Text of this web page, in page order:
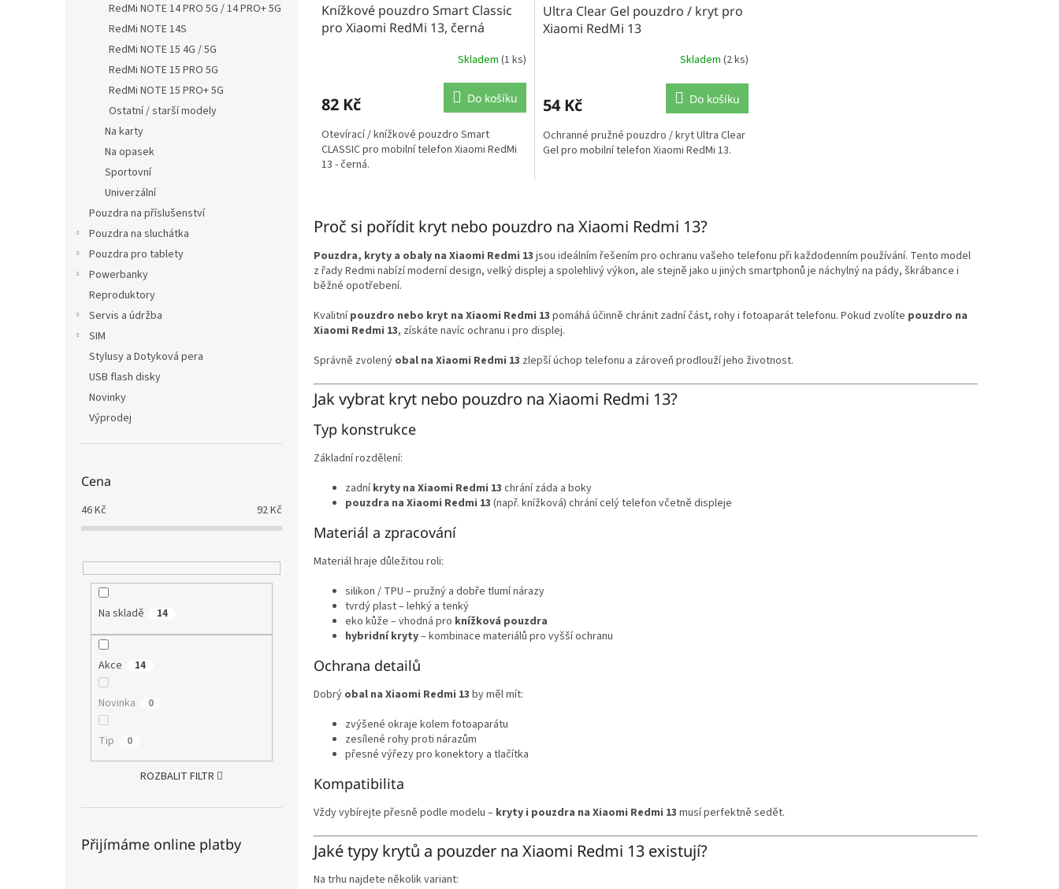
RedMi NOTE 14 PRO 5G / 14 PRO+ 5G
RedMi NOTE 14S
RedMi NOTE 15 4G / 5G
RedMi NOTE 15 PRO 5G
RedMi NOTE 15 PRO+ 5G
Ostatní / starší modely
Na karty
Na opasek
Sportovní
Univerzální
Pouzdra na příslušenství
Pouzdra na sluchátka
Pouzdra pro tablety
Powerbanky
Reproduktory
Servis a údržba
SIM
Stylusy a Dotyková pera
USB flash disky
Novinky
Výprodej
Cena
46Kč 92Kč
Na skladě 14
Akce 14
Novinka 0
Tip 0
ROZBALIT FILTR
Přijímáme online platby
Knížkové pouzdro Smart Classic
pro Xiaomi RedMi 13, černá
Skladem (1 ks)
82 Kč Do košíku
Otevírací / knížkové pouzdro Smart
CLASSIC pro mobilní telefon Xiaomi RedMi
13 - černá.
Ultra Clear Gel pouzdro / kryt pro
Xiaomi RedMi 13
Skladem (2 ks)
54 Kč Do košíku
Ochranné pružné pouzdro / kryt Ultra Clear
Gel pro mobilní telefon Xiaomi RedMi 13.
l
d
a
í
p
v
k
y
v
ý
Proč si pořídit kryt nebo pouzdro na Xiaomi Redmi 13?
Pouzdra, kryty a obaly na Xiaomi Redmi 13 jsou ideálním řešením pro ochranu vašeho telefonu při každodenním používání. Tento model
z řady Redmi nabízí moderní design, velký displej a spolehlivý výkon, ale stejně jako u jiných smartphonů je náchylný na pády, škrábance i
běžné opotřebení.
Kvalitnípouzdro nebo kryt na Xiaomi Redmi 13 pomáhá účinně chránit zadní část, rohy i fotoaparát telefonu. Pokud zvolíte pouzdro na
Xiaomi Redmi 13, získáte navíc ochranu i pro displej.
Správně zvolený obal na Xiaomi Redmi 13 zlepší úchop telefonu a zároveň prodlouží jeho životnost.
Jak vybrat kryt nebo pouzdro na Xiaomi Redmi 13?
Typ konstrukce
Základní rozdělení:
zadníkryty na Xiaomi Redmi 13 chrání záda a boky
pouzdra na Xiaomi Redmi 13 (např. knížková) chrání celý telefon včetně displeje
Materiál a zpracování
Materiál hraje důležitou roli:
silikon / TPU – pružný a dobře tlumí nárazy
tvrdý plast – lehký a tenký
eko kůže – vhodná pro knížková pouzdra
hybridní kryty– kombinace materiálů pro vyšší ochranu
Ochrana detailů
Dobrý obal na Xiaomi Redmi 13 by měl mít:
zvýšené okraje kolem fotoaparátu
zesílené rohy proti nárazům
přesné výřezy pro konektory a tlačítka
Kompatibilita
Vždy vybírejte přesně podle modelu – kryty i pouzdra na Xiaomi Redmi 13 musí perfektně sedět.
Jaké typy krytů a pouzder na Xiaomi Redmi 13 existují?
Na trhu najdete několik variant: